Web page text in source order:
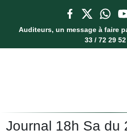
Auditeurs, un message à faire
33 / 72 29
Journal 18h Sa du